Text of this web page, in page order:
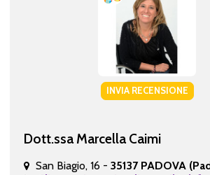
INVIA RECENSIONE
Dott.ssa Marcella Caimi
San Biagio, 16 - 35137 PADOVA